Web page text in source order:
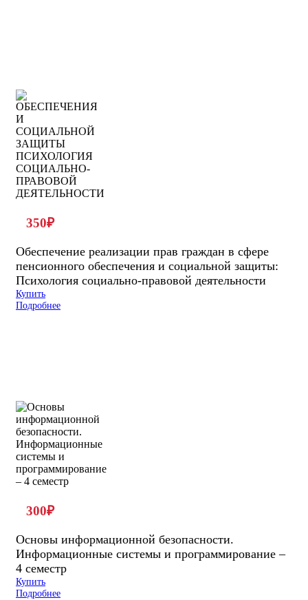
350₽
Обеспечение реализации прав граждан в сфере
пенсионного обеспечения и социальной защиты:
Психология социально-правовой деятельности
Купить
Подробнее
300₽
Основы информационной безопасности.
Информационные системы и программирование –
4 семестр
Купить
Подробнее